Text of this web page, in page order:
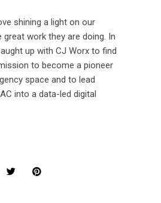
shining a light on our
great work they are doing. In
up with CJ Worx to find
to become a pioneer
space and to lead
into a data-led digital